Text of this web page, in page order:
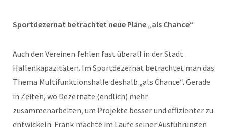
Sportdezernat betrachtet neue Pläne „als Chance“
Auch den Vereinen fehlen fast überall in der Stadt
Hallenkapazitäten. Im Sportdezernat betrachtet man das
Thema Multifunktionshalle deshalb „als Chance“. Gerade
in Zeiten, wo Dezernate (endlich) mehr
zusammenarbeiten, um Projekte besser und effizienter zu
entwickeln. Frank machte im Laufe seiner Ausführungen